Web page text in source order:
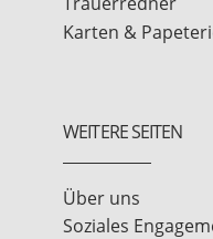
Karten &
WEITERE SEITEN
Über uns
Soziales